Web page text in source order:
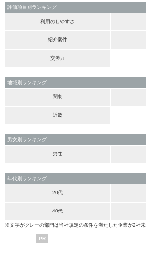
評価項目別ランキング
利用のしやすさ
紹介案件
交渉力
地域別ランキング
関東
近畿
男女別ランキング
男性
年代別ランキング
20代
40代
※文字がグレーの部門は当社規定の条件を満たした企業が2社未
PR